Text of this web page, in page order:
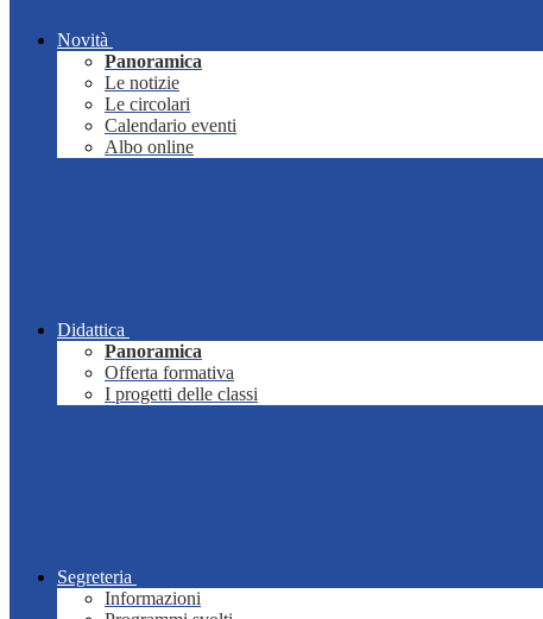
Novità
Panoramica
Le notizie
Le circolari
Calendario eventi
Albo online
Didattica
Panoramica
Offerta formativa
I progetti delle classi
Segreteria
Informazioni